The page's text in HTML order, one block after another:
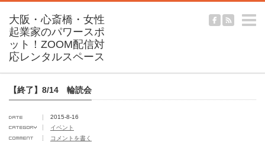
【終了】8/14 輪読会
2015-8-16
イベント
コメントを書く